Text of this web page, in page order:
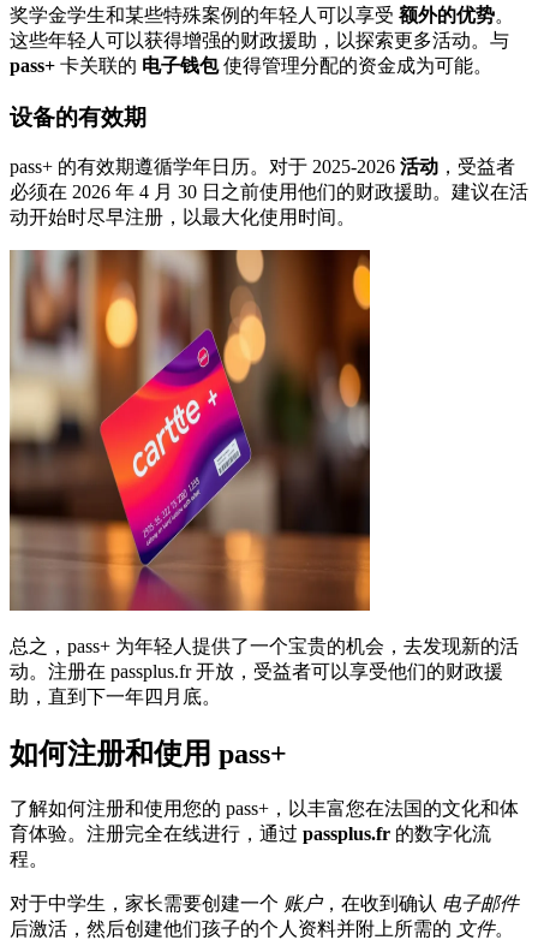
奖学金学生和某些特殊案例的年轻人可以享受 额外的优势。
这些年轻人可以获得增强的财政援助，以探索更多活动。与
pass+ 卡关联的 电子钱包使得管理分配的资金成为可能。
设备的有效期
pass+ 的有效期遵循学年日历。对于 2025-2026 活动 ，受益者
必须在 2026 年 4 月 30 日之前使用他们的财政援助。建议在活
动开始时尽早注册，以最大化使用时间。
总之，pass+ 为年轻人提供了一个宝贵的机会，去发现新的活
动。注册在 passplus.fr 开放，受益者可以享受他们的财政援
助，直到下一年四月底。
如何注册和使用 pass+
了解如何注册和使用您的 pass+，以丰富您在法国的文化和体
育体验。注册完全在线进行，通过 passplus.fr 的数字化流
程。
对于中学生，家长需要创建一个 账户，在收到确认 电子邮件
后激活，然后创建他们孩子的个人资料并附上所需的 文件。